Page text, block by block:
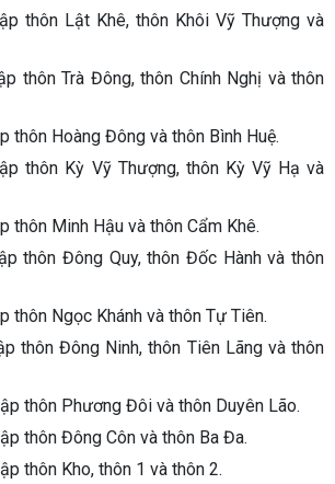
thôn Lật Khê, thôn Khôi Vỹ Thượng và
thôn Trà Đông, thôn Chính Nghị và thôn
thôn Hoàng Đông và thôn Bình Huệ.
thôn Kỳ Vỹ Thượng, thôn Kỳ Vỹ Hạ và
thôn Minh Hậu và thôn Cẩm Khê.
thôn Đông Quy, thôn Đốc Hành và thôn
thôn Ngọc Khánh và thôn Tự Tiên.
thôn Đông Ninh, thôn Tiên Lãng và thôn
thôn Phương Đôi và thôn Duyên Lão.
thôn Đông Côn và thôn Ba Đa.
thôn Kho, thôn 1 và thôn 2.